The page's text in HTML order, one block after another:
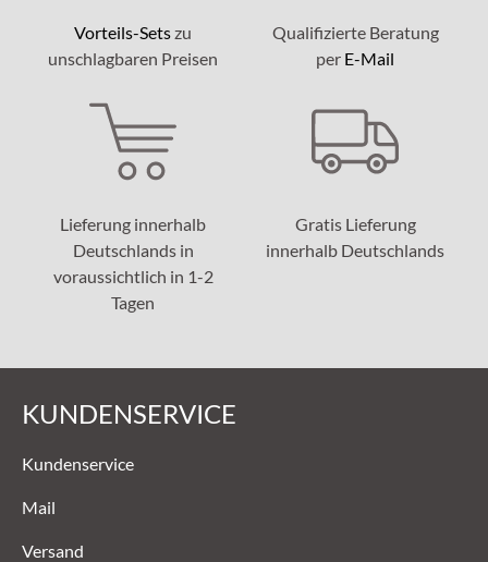
Vorteils-Setszu
unschlagbaren Preisen
Qualifizierte Beratung
per E-Mail
Lieferung innerhalb
Deutschlands in
voraussichtlich in 1-2
Tagen
Gratis Lieferung
innerhalb Deutschlands
KUNDENSERVICE
Kundenservice
Mail
Versand